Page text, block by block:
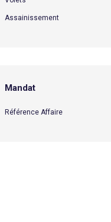
Assainissement
Mandat
Référence Affaire